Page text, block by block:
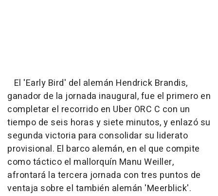
El 'Early Bird' del alemán Hendrick Brandis,
ganador de la jornada inaugural, fue el primero en
completar el recorrido en Uber ORC C con un
tiempo de seis horas y siete minutos, y enlazó su
segunda victoria para consolidar su liderato
provisional. El barco alemán, en el que compite
como táctico el mallorquín Manu Weiller,
afrontará la tercera jornada con tres puntos de
ventaja sobre el también alemán 'Meerblick'.